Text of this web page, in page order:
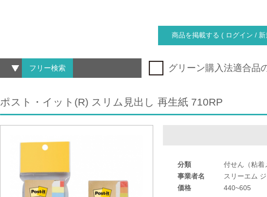
商品を掲載する ( ログイン / 新
フリー検索 グリーン購入法適合品
ポスト・イット(R) スリム見出し 再生紙 710RP
分類
付せん（粘着
事業者名
スリーエム
価格
440~605